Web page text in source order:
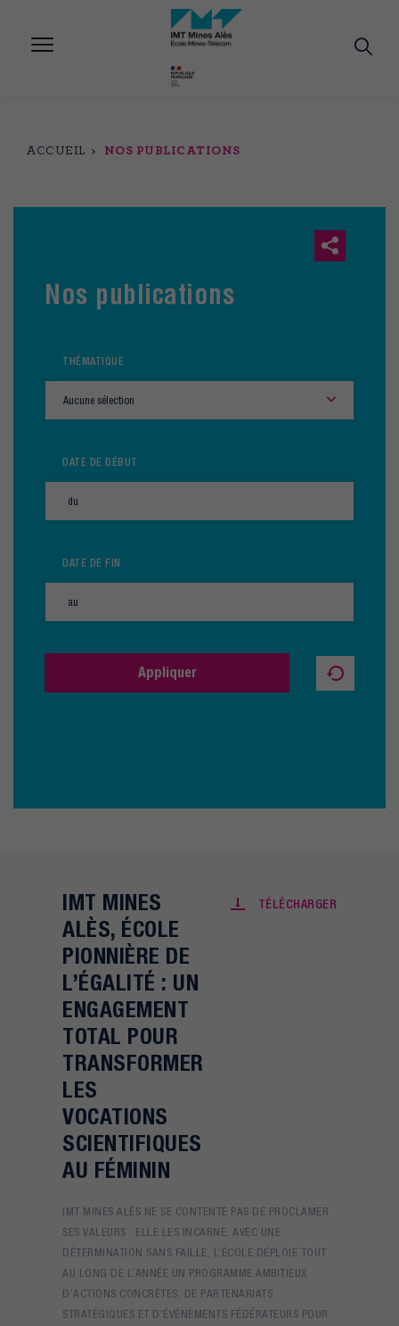
contenu
ACCUEIL NOS PUBLICATIONS
Nos publications
THÉMATIQUE
Aucune sélection
DATE DE DÉBUT
DATE DE FIN
IMT MINES
ALÈS, ÉCOLE
PIONNIÈRE DE
L’ÉGALITÉ : UN
ENGAGEMENT
TOTAL POUR
TRANSFORMER
LES
VOCATIONS
SCIENTIFIQUES
AU FÉMININ
TÉLÉCHARGER
IMT MINES ALÈS NE SE CONTENTE PAS DE PROCLAMER
SES VALEURS : ELLE LES INCARNE. AVEC UNE
DÉTERMINATION SANS FAILLE, L’ÉCOLE DÉPLOIE TOUT
AU LONG DE L’ANNÉE UN PROGRAMME AMBITIEUX
D’ACTIONS CONCRÈTES, DE PARTENARIATS
STRATÉGIQUES ET D’ÉVÉNEMENTS FÉDÉRATEURS POUR